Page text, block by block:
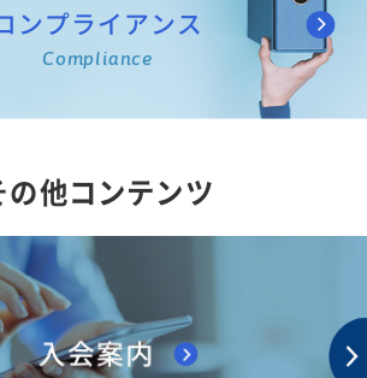
ンプライアンス
Compliance
の他コンテンツ